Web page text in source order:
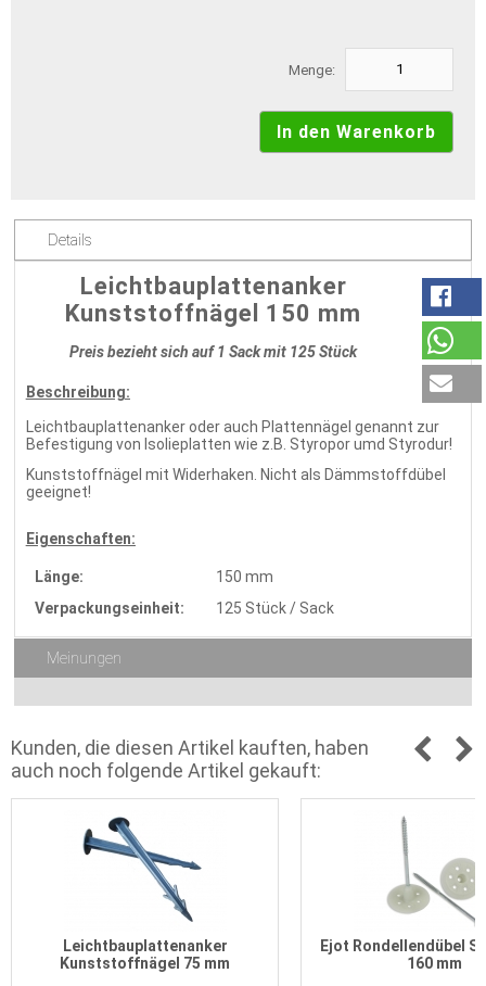
Menge:
Details
Leichtbauplattenanker
Kunststoffnägel 150 mm
Preis bezieht sich auf 1 Sack mit 125 Stück
Beschreibung:
Leichtbauplattenanker oder auch Plattennägel genannt zur
Befestigung von Isolieplatten wie z.B. Styropor umd Styrodur!
Kunststoffnägel mit Widerhaken. Nicht als Dämmstoffdübel
geeignet!
Eigenschaften:
Länge:
150 mm
Verpackungseinheit:
125 Stück / Sack
Meinungen
Kunden, die diesen Artikel kauften, haben
auch noch folgende Artikel gekauft:
Leichtbauplattenanker
Kunststoffnägel 75 mm
Ejot Rondellendübel
160 mm